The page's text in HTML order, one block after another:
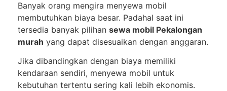
Banyak orang mengira menyewa mobil
membutuhkan biaya besar. Padahal saat ini
tersedia banyak pilihan sewa mobil Pekalongan
murah yang dapat disesuaikan dengan anggaran.
Jika dibandingkan dengan biaya memiliki
kendaraan sendiri, menyewa mobil untuk
kebutuhan tertentu sering kali lebih ekonomis.